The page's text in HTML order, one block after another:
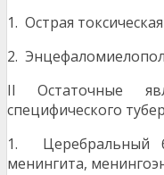
1. Острая
2.
II Остаточные
специфического
1. Церебральный
менингита,